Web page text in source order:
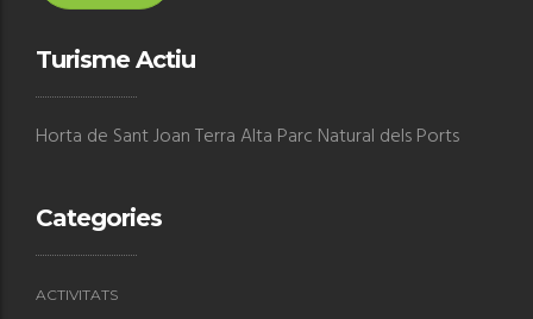
Turisme Actiu
Horta de Sant Joan Terra Alta Parc Natural dels Ports
Categories
ACTIVITATS